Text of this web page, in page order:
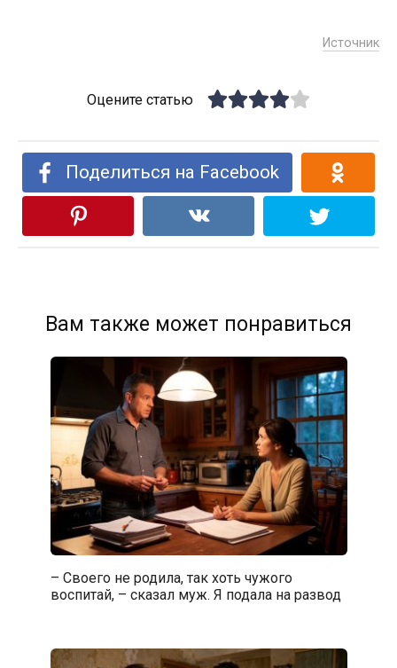
Источник
Оцените статью
Поделиться на Facebook
Вам также может понравиться
– Своего не родила, так хоть чужого
воспитай, – сказал муж. Я подала на развод